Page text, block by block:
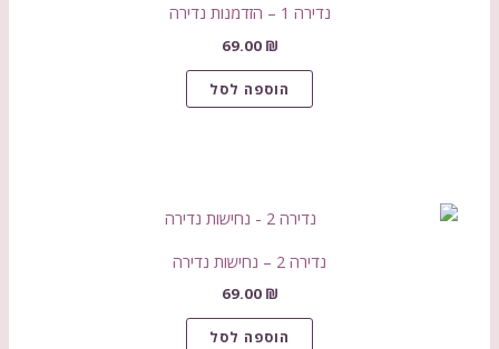
נדירה 1 – הזדמנות נדירה
69.00 ₪
הוספה לסל
נדירה 2 – נחישות נדירה
69.00 ₪
הוספה לסל